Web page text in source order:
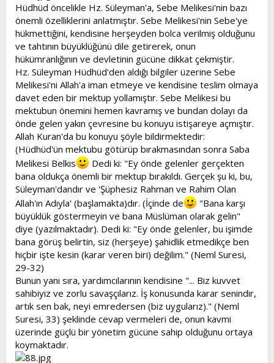
Hüdhüd öncelikle Hz. Süleyman'a, Sebe Melikesi'nin bazı
önemli özelliklerini anlatmıştır. Sebe Melikesi'nin Sebe'ye
hükmettiğini, kendisine herşeyden bolca verilmiş olduğunu
ve tahtının büyüklüğünü dile getirerek, onun
hükümranlığının ve devletinin gücüne dikkat çekmiştir.
Hz. Süleyman Hüdhüd'den aldığı bilgiler üzerine Sebe
Melikesi'ni Allah'a iman etmeye ve kendisine teslim olmaya
davet eden bir mektup yollamıştır. Sebe Melikesi bu
mektubun önemini hemen kavramış ve bundan dolayı da
önde gelen yakın çevresine bu konuyu istişareye açmıştır.
Allah Kuran'da bu konuyu şöyle bildirmektedir:
(Hüdhüd'ün mektubu götürüp bırakmasından sonra Saba
Melikesi Belkıs
Dedi ki: "Ey önde gelenler gerçekten
bana oldukça önemli bir mektup bırakıldı. Gerçek şu ki, bu,
Süleyman'dandır ve 'Şüphesiz Rahman ve Rahim Olan
Allah'ın Adıyla' (başlamakta)dır. (İçinde de
"Bana karşı
büyüklük göstermeyin ve bana Müslüman olarak gelin"
diye (yazılmaktadır). Dedi ki: "Ey önde gelenler, bu işimde
bana görüş belirtin, siz (herşeye) şahidlik etmedikçe ben
hiçbir işte kesin (karar veren biri) değilim." (Neml Suresi,
29-32)
Bunun yanı sıra, yardımcılarının kendisine "... Biz kuvvet
sahibiyiz ve zorlu savaşçılarız. İş konusunda karar senindir,
artık sen bak, neyi emredersen (biz uygularız)." (Neml
Suresi, 33) şeklinde cevap vermeleri de, onun kavmi
üzerinde güçlü bir yönetim gücüne sahip olduğunu ortaya
koymaktadır.